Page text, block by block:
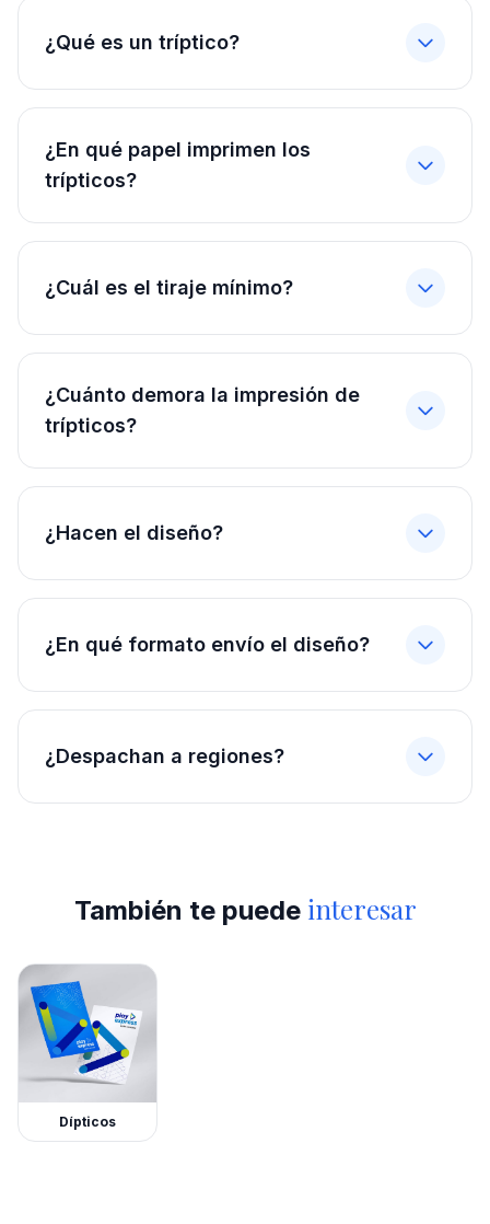
¿Qué es un tríptico?
¿En qué papel imprimen los
trípticos?
¿Cuál es el tiraje mínimo?
¿Cuánto demora la impresión de
trípticos?
¿Hacen el diseño?
¿En qué formato envío el diseño?
¿Despachan a regiones?
También te puede interesar
Dípticos